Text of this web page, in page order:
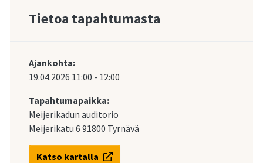
Tietoa tapahtumasta
Ajankohta:
19.04.2026 11:00 - 12:00
Tapahtumapaikka:
Meijerikadun auditorio
Meijerikatu 6 91800 Tyrnävä
Katso kartalla